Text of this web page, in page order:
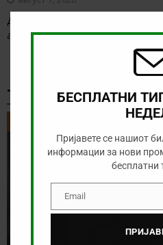
Денес нема солидна понуда за
анализираме дуелот од
ТИКЕТ НА ДЕНОТ
БЕСПЛАТНИ
Пријавете се нашиот
информации за нови
бесплатни
EmailEmail